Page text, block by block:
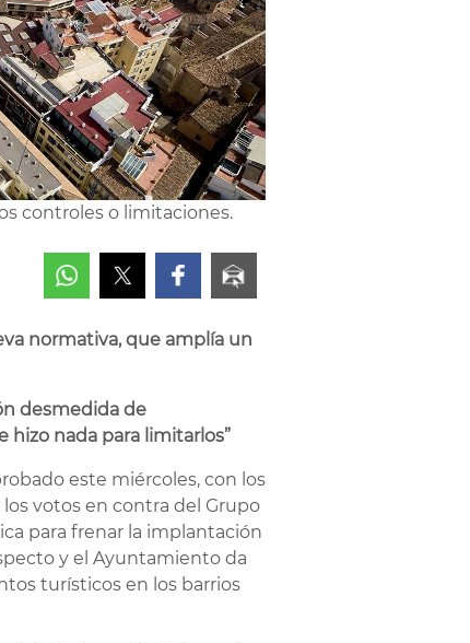
controles o limitaciones.
normativa, que amplía un
desmedida de
hizo nada para limitarlos”
este miércoles, con los
votos en contra del Grupo
para frenar la implantación
y el Ayuntamiento da
turísticos en los barrios